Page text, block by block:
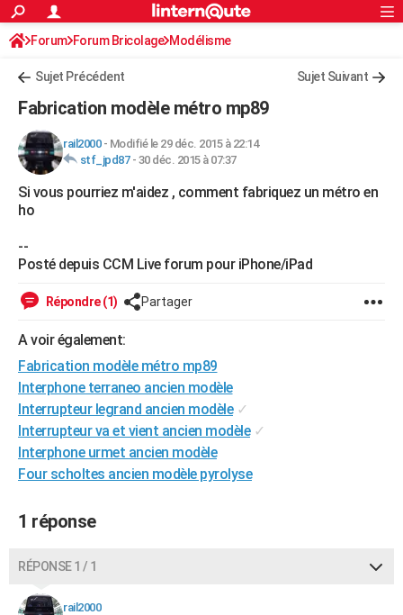
ACTUALITÉS
Politique
Société
Faits Divers
Education
Monde
Villes
+
FINANCE
Retraite
Impôts
Epargne
Immobilier
Risques naturels par ville
Banque
Assurance
Crédit
AUTO
Essais
Réserver un essai
Citadines
Berlines
SUV
Forum auto
+HIGH-TECH
Forum
Aménagement intérieur
Extérieur
Cuisine
Salle de bains
Jardinage
Rangement
Guides de France
Escapades
Patrimoine
Expositions
Musées
Week-end nature
Art de vivre
Bien-être
Loisirs
Mode
Modes de vie
Alimentation
Guide de la santé
Maladies
Médicaments
Sommeil
VOYAGE
Destinations
Voyage nature
Voyage de noces
PHOTO
GUIDES D'ACHAT
CARTE DE VOEUX
Carte de Noël
Carte Bonne année
Carte Saint-Valentin
Carte Pâques
Carte d'anniversaire
DICTIONNAIRE
Dictionnaire
Biographies
Citations
Expressions
Proverbes
PROGRAMME TV
S'inscrire
Connexion
Forum Forum Bricolage Modélisme
Sujet Précédent Sujet Suivant
Fabrication modèle métro mp89
rail2000- Modifié le 29 déc. 2015 à 22:14
stf_jpd87- 30 déc. 2015 à 07:37
Si vous pourriez m'aidez , comment fabriquez un métro en
ho
--
Posté depuis CCM Live forum pour iPhone/iPad
Répondre (1) Partager
A voir également:
Fabrication modèle métro mp89
Interphone terraneo ancien modèle
Interrupteur legrand ancien modèle ✓
Interrupteur va et vient ancien modèle ✓
Interphone urmet ancien modèle
Four scholtes ancien modèle pyrolyse
1 réponse
RÉPONSE 1 / 1
rail2000